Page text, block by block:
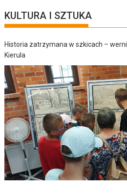
KULTURA I SZTUKA
Historia zatrzymana w szkicach –
Kierula